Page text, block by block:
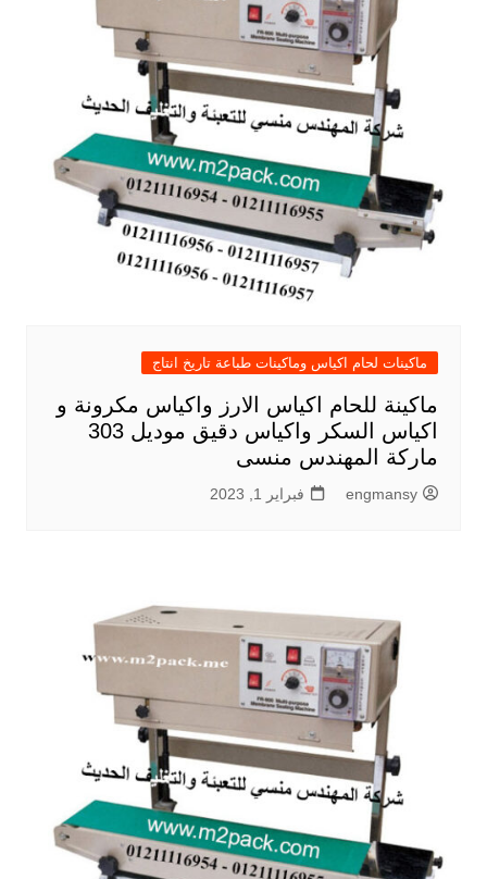
ماكينات لحام اكياس وماكينات طباعة تاريخ انتاج
ماكينة للحام اكياس الارز واكياس مكرونة و
اكياس السكر واكياس دقيق موديل 303
ماركة المهندس منسى
engmansy فبراير 1, 2023